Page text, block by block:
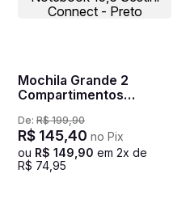
Mochila Grande 2
Compartimentos
Connect - Preto
De: R$ 199,90
R$ 145,40 no Pix
ou R$ 149 90 em 2x de
R$ 74 95